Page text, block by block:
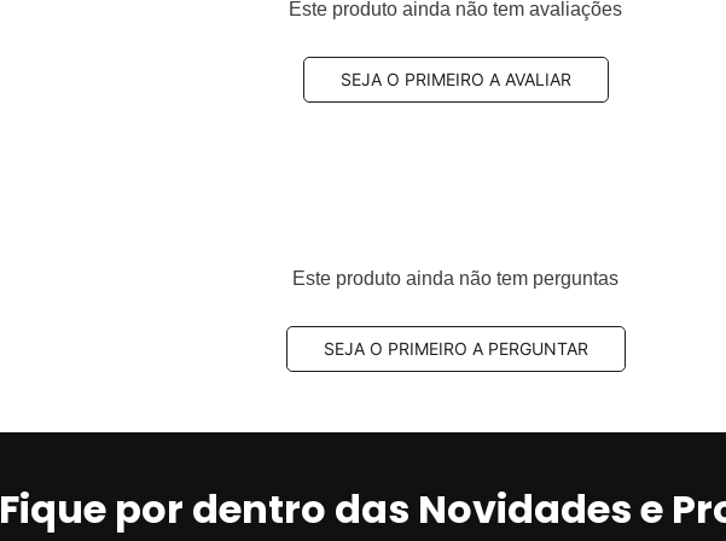
Este produto ainda não tem avaliações
SEJA O PRIMEIRO A AVALIAR
Este produto ainda não tem perguntas
SEJA O PRIMEIRO A PERGUNTAR
Fique por dentro das Novidades e